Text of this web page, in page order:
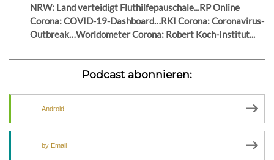
NRW: Land verteidigt Fluthilfepauschale...RP Online
Corona: COVID-19-Dashboard…RKI Corona: Coronavirus-
Outbreak…Worldometer Corona: Robert Koch-Institut...
Podcast abonnieren:
Android
by Email